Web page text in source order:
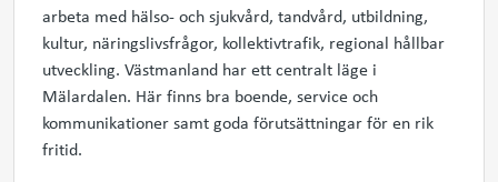
arbeta med hälso- och sjukvård, tandvård, utbildning,
kultur, näringslivsfrågor, kollektivtrafik, regional hållbar
utveckling. Västmanland har ett centralt läge i
Mälardalen. Här finns bra boende, service och
kommunikationer samt goda förutsättningar för en rik
fritid.